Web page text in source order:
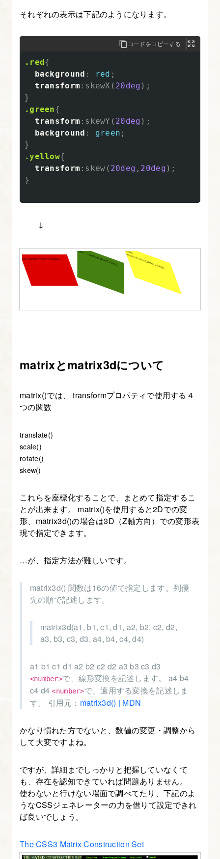
それぞれの表示は下記のようになります。
コードをコピーする
.red{
background : red ;
transform : skewX ( 20deg );
}
.green{
transform : skewY ( 20deg );
background : green ;
}
.yellow{
transform : skew ( 20deg , 20deg );
}
↓
matrixとmatrix3dについて
matrix()では、 transformプロパティで使用する４
つの関数
translate()
scale()
rotate()
skew()
これらを座標化することで、まとめて指定するこ
とが出来ます。 matrix()を使用すると2Dでの変
形、matrix3d()の場合は3D（Z軸方向）での変形表
現で指定できます。
…が、指定方法が難しいです。
matrix3d() 関数は16の値で指定します。列優
先の順で記述します。
matrix3d(a1, b1, c1, d1, a2, b2, c2, d2,
a3, b3, c3, d3, a4, b4, c4, d4)
a1 b1 c1 d1 a2 b2 c2 d2 a3 b3 c3 d3
<number>で、線形変換を記述します。 a4 b4
c4 d4<number>で、適用する変換を記述しま
す。 引用元： matrix3d() | MDN
かなり慣れた方でないと、数値の変更・調整から
して大変ですよね。
ですが、詳細までしっかりと把握していなくて
も、存在を認知できていれば問題ありません。
使わないと行けない場面で調べてたり、下記のよ
うなCSSジェネレーターの力を借りて設定できれ
ば良いでしょう。
The CSS3 Matrix Construction Set